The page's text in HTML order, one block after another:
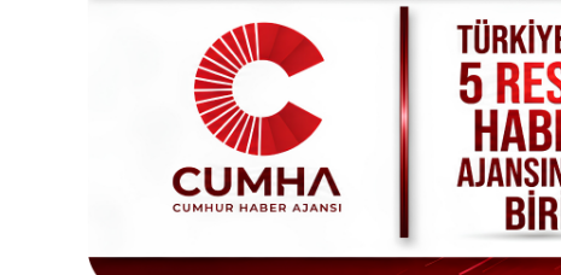
Sivil Toplum Kuruluşları
Kamu Kurumları ve Üst Kurullar
Resmi Reklamlar